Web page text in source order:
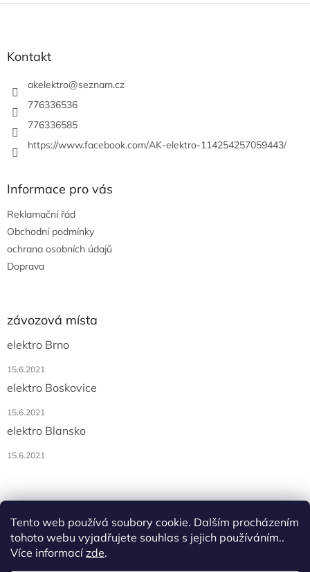
Tento web používá soubory cookie. Dalším procházením
tohoto webu vyjadřujete souhlas s jejich používáním..
Více informacízde.
Z
Kontakt
akelektro@seznam.cz
776336536
776336585
https://www.facebook.com/AK-elektro-114254257059443/
Informace pro vás
Reklamační řád
Obchodní podmínky
ochrana osobních údajů
Doprava
závozová místa
elektro Brno
15.6.2021
elektro Boskovice
15.6.2021
elektro Blansko
15.6.2021
Vytvořil Shoptet